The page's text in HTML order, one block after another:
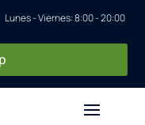
Lunes - Viernes: 8:00 - 20:00